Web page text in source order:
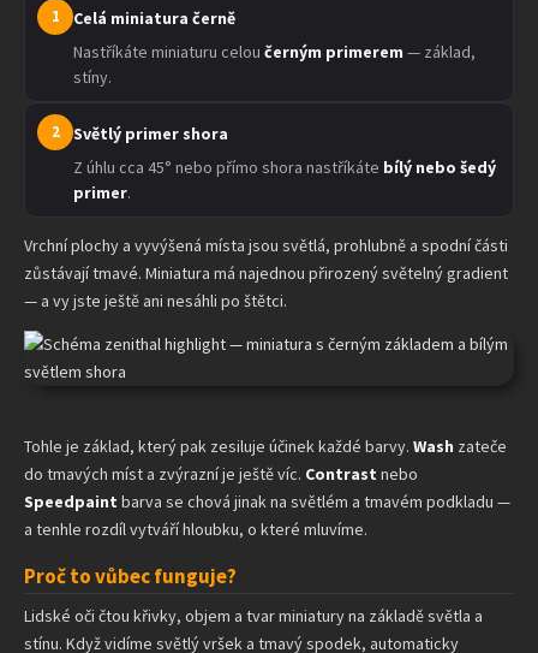
1
Celá miniatura černě
Nastříkáte miniaturu celou černým primerem — základ,
stíny.
2
Světlý primer shora
Z úhlu cca 45° nebo přímo shora nastříkáte bílý nebo šedý
primer.
Vrchní plochy a vyvýšená místa jsou světlá, prohlubně a spodní části
zůstávají tmavé. Miniatura má najednou přirozený světelný gradient
— a vy jste ještě ani nesáhli po štětci.
Tohle je základ, který pak zesiluje účinek každé barvy. Wash zateče
do tmavých míst a zvýrazní je ještě víc. Contrast nebo
Speedpaint barva se chová jinak na světlém a tmavém podkladu —
a tenhle rozdíl vytváří hloubku, o které mluvíme.
Proč to vůbec funguje?
Lidské oči čtou křivky, objem a tvar miniatury na základě světla a
stínu. Když vidíme světlý vršek a tmavý spodek, automaticky